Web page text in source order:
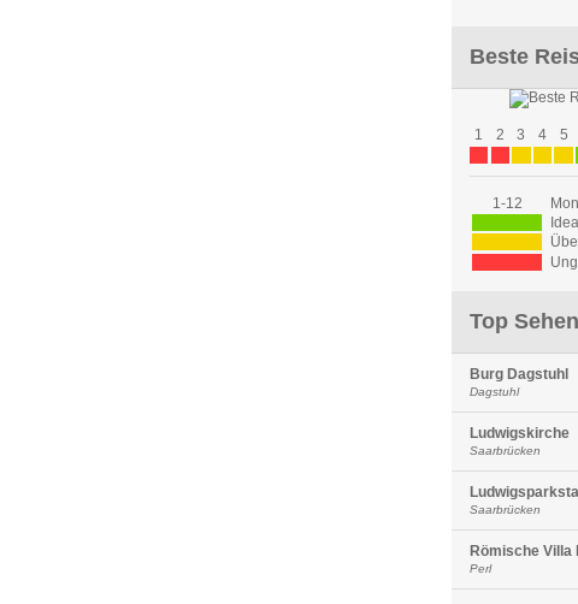
Beste
1 2 3 4 5
1-12
Ideal
Top
Burg Dagstuhl
Dagstuhl
Ludwigskirche
Saarbrücken
Saarbrücken
Römische Villa
Perl